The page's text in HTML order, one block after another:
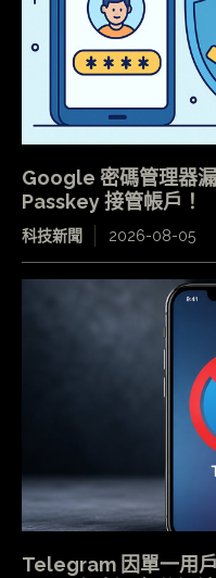
Google 密碼管理器
Passkey 接管帳戶！
科技新聞 2026-08-05
Telegram 因單一用